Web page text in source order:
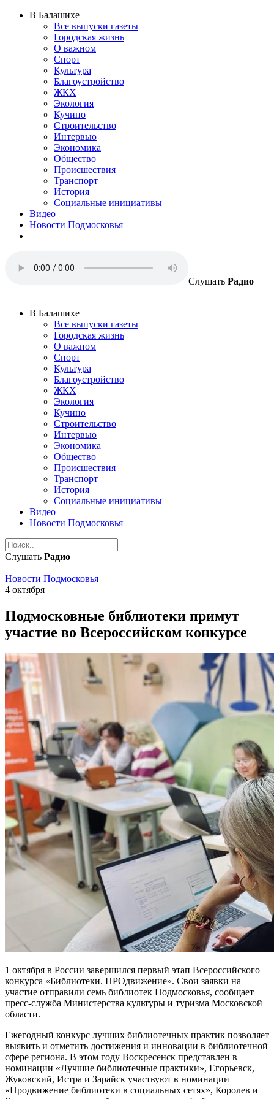
В Балашихе
Все выпуски газеты
Городская жизнь
О важном
Спорт
Культура
Благоустройство
ЖКХ
Экология
Кучино
Строительство
Интервью
Экономика
Общество
Происшествия
Транспорт
История
Социальные инициативы
Видео
Новости Подмосковья
Слушать Радио
В Балашихе
Все выпуски газеты
Городская жизнь
О важном
Спорт
Культура
Благоустройство
ЖКХ
Экология
Кучино
Строительство
Интервью
Экономика
Общество
Происшествия
Транспорт
История
Социальные инициативы
Видео
Новости Подмосковья
Слушать Радио
Новости Подмосковья
4 октября
Подмосковные библиотеки примут
участие во Всероссийском конкурсе
1 октября в России завершился первый этап Всероссийского
конкурса «Библиотеки. ПРОдвижение». Свои заявки на
участие отправили семь библиотек Подмосковья, сообщает
пресс-служба Министерства культуры и туризма Московской
области.
Ежегодный конкурс лучших библиотечных практик позволяет
выявить и отметить достижения и инновации в библиотечной
сфере региона. В этом году Воскресенск представлен в
номинации «Лучшие библиотечные практики», Егорьевск,
Жуковский, Истра и Зарайск участвуют в номинации
«Продвижение библиотеки в социальных сетях», Королев и